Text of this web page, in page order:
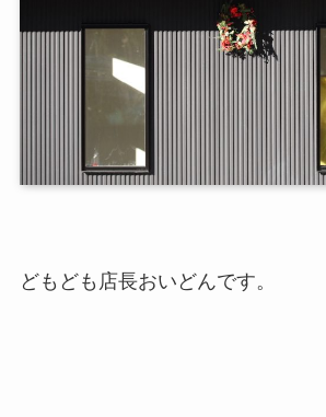
どもども店長おいどんです。